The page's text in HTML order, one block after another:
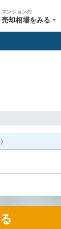
マンションの
売却相場をみる